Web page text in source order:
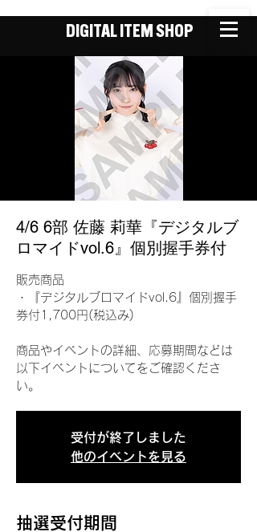
DIGITAL ITEM SHOP
4/6 6部 佐藤 莉華『デジタルブ
ロマイドvol.6』個別握手券付
販売商品
・『デジタルブロマイドvol.6』個別握手
券付1,700円(税込み)
商品やイベントの詳細、応募期間などは
以下イベントについてをご確認くださ
い。
受付が終了しました
他のイベントを見る
抽選受付期間